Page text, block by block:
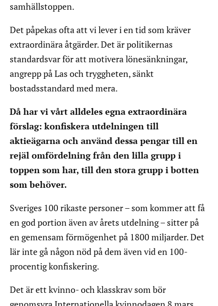
samhällstoppen.
Det påpekas ofta att vi lever i en tid som kräver
extraordinära åtgärder. Det är politikernas
standardsvar för att motivera lönesänkningar,
angrepp på Las och tryggheten, sänkt
bostadsstandard med mera.
Då har vi vårt alldeles egna extraordinära
förslag: konfiskera utdelningen till
aktieägarna och använd dessa pengar till en
rejäl omfördelning från den lilla grupp i
toppen som har, till den stora grupp i botten
som behöver.
Sveriges 100 rikaste personer – som kommer att få
en god portion även av årets utdelning – sitter på
en gemensam förmögenhet på 1800 miljarder. Det
lär inte gå någon nöd på dem även vid en 100-
procentig konfiskering.
Det är ett kvinno- och klasskrav som bör